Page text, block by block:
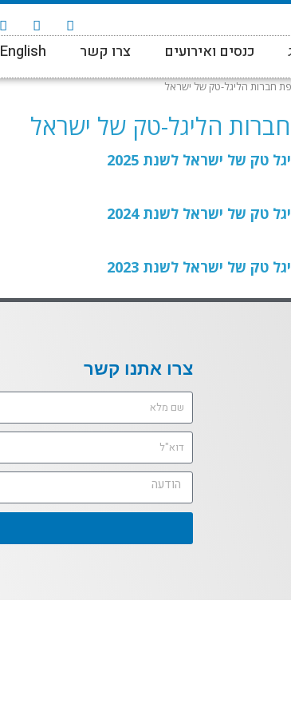
כנסים ואירועים צרו קשר English
חברות הליגל-טק של ישראל
הליגל-טק של ישראל
טק של ישראל לשנת 2025
טק של ישראל לשנת 2024
טק של ישראל לשנת 2023
צרו אתנו קשר